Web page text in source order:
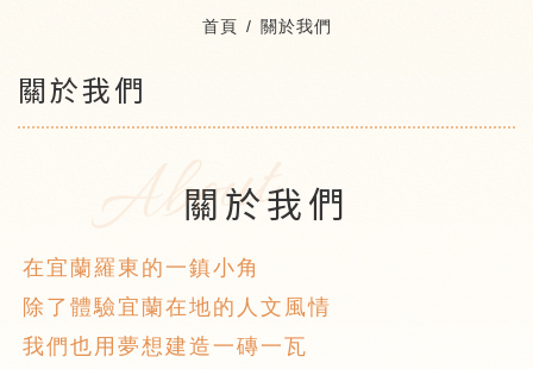
首頁 關於我們
關於我們
About
關於我們
在宜蘭羅東的一鎮小角
除了體驗宜蘭在地的人文風情
我們也用夢想建造一磚一瓦